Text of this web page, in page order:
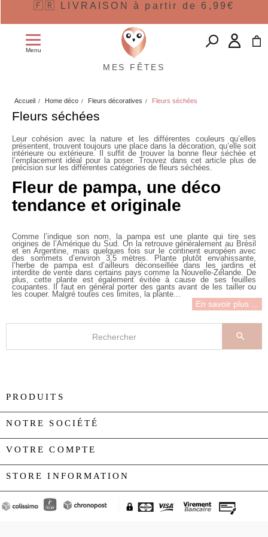
🇫🇷 LIVRAISON à partir de 6,99€
Menu
MES FÊTES
Accueil Home déco Fleurs décoratives Fleurs séchées
Fleurs séchées
Leur cohésion avec la nature et les différentes couleurs qu’elles
présentent, trouvent toujours une place dans la décoration, qu’elle soit
intérieure ou extérieure. Il suffit de trouver la bonne fleur séchée et
l’emplacement idéal pour la poser. Trouvez dans cet article plus de
précision sur les différentes catégories de fleurs séchées.
Fleur de pampa, une déco
tendance et originale
Comme l’indique son nom, la pampa est une plante qui tire ses
origines de l’Amérique du Sud. On la retrouve généralement au Brésil
et en Argentine, mais quelques fois sur le continent européen avec
des sommets d’environ 3,5 mètres. Plante plutôt envahissante,
l’ herbe de pampaest d’ailleurs déconseillée dans les jardins et
interdite de vente dans certains pays comme la Nouvelle-Zélande. De
plus, cette plante est également évitée à cause de ses feuilles
coupantes. Il faut en général porter des gants avant de les tailler ou
les couper. Malgré toutes ces limites, la plante...
En savoir plus ...

PRODUITS
NOTRE SOCIÉTÉ
VOTRE COMPTE
STORE INFORMATION